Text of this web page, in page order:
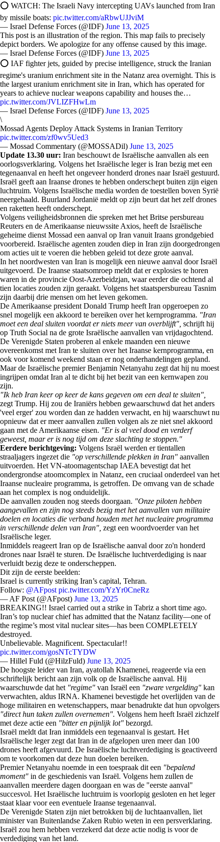
⭕️ WATCH: The Israeli Navy intercepting UAVs launched from Iran
by missile boats: pic.twitter.com/aRbwUJJviM
— Israel Defense Forces (@IDF) June 13, 2025
This post is an illustration of the region. This map fails to precisely
depict borders. We apologize for any offense caused by this image.
— Israel Defense Forces (@IDF) June 13, 2025
⭕️ IAF fighter jets, guided by precise intelligence, struck the Iranian
regime's uranium enrichment site in the Natanz area overnight. This is
the largest uranium enrichment site in Iran, which has operated for
years to achieve nuclear weapons capability and houses the…
pic.twitter.com/JVLIZFHwLm
— Israel Defense Forces (@IDF) June 13, 2025
\
Mossad Agents Deploy Attack Systems in Iranian Territory
pic.twitter.com/zf0wv5Ued3
— Mossad Commentary (@MOSSADil) June 13, 2025
Update 13.30 uur: Iran beschouwt de Israëlische aanvallen als een
oorlogsverklaring. Volgens het Israëlische leger is Iran bezig met een
tegenaanval en heeft het ongeveer honderd drones naar Israël gestuurd.
Israël geeft aan Iraanse drones te hebben onderschept buiten zijn eigen
luchtruim. Volgens Israëlische media worden de toestellen boven Syrië
neergehaald. Buurland Jordanië meldt op zijn beurt dat het zelf drones
en raketten heeft onderschept.
Volgens veiligheidsbronnen die spreken met het Britse persbureau
Reuters en de Amerikaanse nieuwssite Axios, heeft de Israëlische
geheime dienst Mossad een aanval op Iran vanuit Iraans grondgebied
voorbereid. Israëlische agenten zouden diep in Iran zijn doorgedrongen
om acties uit te voeren die hebben geleid tot deze grote aanval.
In het noordwesten van Iran is mogelijk een nieuwe aanval door Israël
uitgevoerd. De Iraanse staatsomroep meldt dat er explosies te horen
waren in de provincie Oost-Azerbeidzjan, waar eerder die ochtend al
tien locaties zouden zijn geraakt. Volgens het staatspersbureau Tasnim
zijn daarbij drie mensen om het leven gekomen.
De Amerikaanse president Donald Trump heeft Iran opgeroepen zo
snel mogelijk een akkoord te bereiken over het kernprogramma. "Iran
moet een deal sluiten voordat er niets meer van overblijft", schrijft hij
op Truth Social na de grote Israëlische aanvallen van vrijdagochtend.
De Verenigde Staten proberen al enkele maanden een nieuwe
overeenkomst met Iran te sluiten over het Iraanse kernprogramma, en
ook voor komend weekend staan er nog onderhandelingen gepland.
Maar de Israëlische premier Benjamin Netanyahu zegt dat hij nu moest
ingrijpen omdat Iran al te dicht bij het bezit van een kernwapen zou
zijn.
"Ik heb Iran keer op keer de kans gegeven om een deal te sluiten",
zegt Trump. Hij zou de Iraniërs hebben gewaarschuwd dat het anders
'veel erger' zou worden dan ze hadden verwacht, en hij waarschuwt nu
opnieuw dat er meer aanvallen zullen volgen als ze niet snel akkoord
gaan met de Amerikaanse eisen. "Er is al veel dood en verderf
geweest, maar er is nog tijd om deze slachting te stoppen."
Eerdere berichtgeving: Volgens Israël werden er tientallen
straaljagers ingezet die "op verschillende plekken in Iran" aanvallen
uitvoerden. Het VN-atoomagentschap IAEA bevestigt dat het
ondergrondse atoomcomplex in Natanz, een cruciaal onderdeel van het
Iraanse nucleaire programma, is getroffen. De omvang van de schade
aan het complex is nog onduidelijk.
De aanvallen zouden nog steeds doorgaan. "Onze piloten hebben
aangevallen en zijn nog steeds bezig met het aanvallen van militaire
doelen en locaties die verband houden met het nucleaire programma
in verschillende delen van Iran", zegt een woordvoerder van het
Israëlische leger.
Inmiddels reageert Iran op de Israëlische aanval door zo'n honderd
drones naar Israël te sturen. De Israëlische luchtverdediging is naar
verluidt bezig deze te onderscheppen.
Dit zijn de eerste beelden:
Israel is currently striking Iran’s capital, Tehran.
Follow: @AFpost pic.twitter.com/YzYr0CneRz
— AF Post (@AFpost) June 13, 2025
BREAKING!! Israel carried out a strike in Tabriz a short time ago.
Iran’s top nuclear chief has admitted that the Natanz facility—one of
the regime’s most vital nuclear sites—has been COMPLETELY
destroyed.
Unbelievable. Magnificent. Spectacular!!
pic.twitter.com/gosNTcTYDW
— Hillel Fuld (@HilzFuld) June 13, 2025
De hoogste leider van Iran, ayatollah Khamenei, reageerde via een
schriftelijk bericht aan zijn volk op de Israëlische aanval. Hij
waarschuwde dat het "regime" van Israël een "zware vergelding" kan
verwachten, aldus IRNA. Khamenei bevestigde het overlijden van de
hoge militairen en wetenschappers, maar benadrukte dat hun opvolgers
"direct hun taken zullen overnemen". Volgens hem heeft Israël zichzelf
met deze actie een "bitter en pijnlijk lot" bezorgd.
Israël meldt dat Iran inmiddels een tegenaanval is gestart. Het
Israëlische leger zegt dat Iran in de afgelopen uren meer dan 100
drones heeft afgevuurd. De Israëlische luchtverdediging is geactiveerd
om te voorkomen dat deze hun doelen bereiken.
Premier Netanyahu noemde in een toespraak dit een "bepalend
moment" in de geschiedenis van Israël. Volgens hem zullen de
aanvallen meerdere dagen doorgaan en was de "eerste aanval"
succesvol. Het Israëlische luchtruim is voorlopig gesloten en het leger
staat klaar voor een eventuele Iraanse tegenaanval.
De Verenigde Staten zijn niet betrokken bij de luchtaanvallen, liet
minister van Buitenlandse Zaken Rubio weten in een persverklaring.
Israël zou hem hebben verzekerd dat deze actie nodig is voor de
verdediging van het land.